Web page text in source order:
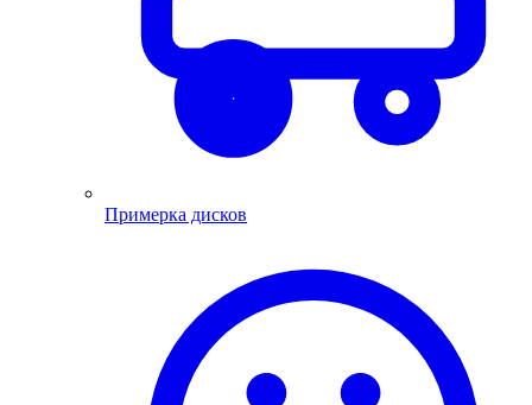
Примерка дисков